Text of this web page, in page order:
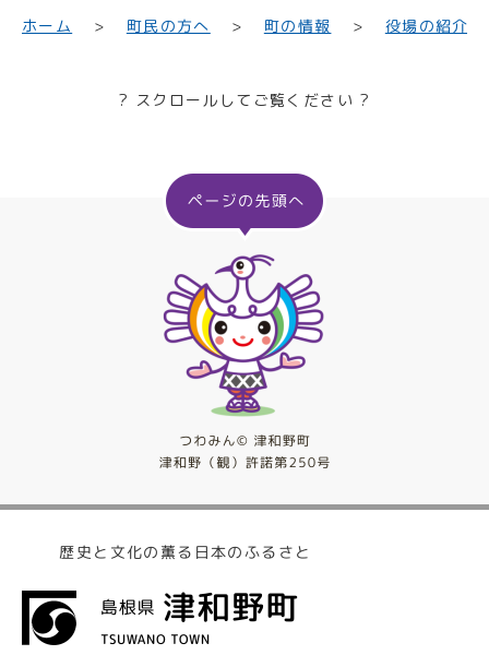
ホーム 町民の方へ 町の情報 役場の紹介
? スクロールしてご覧ください ?
歴史と文化の薫る日本のふるさと